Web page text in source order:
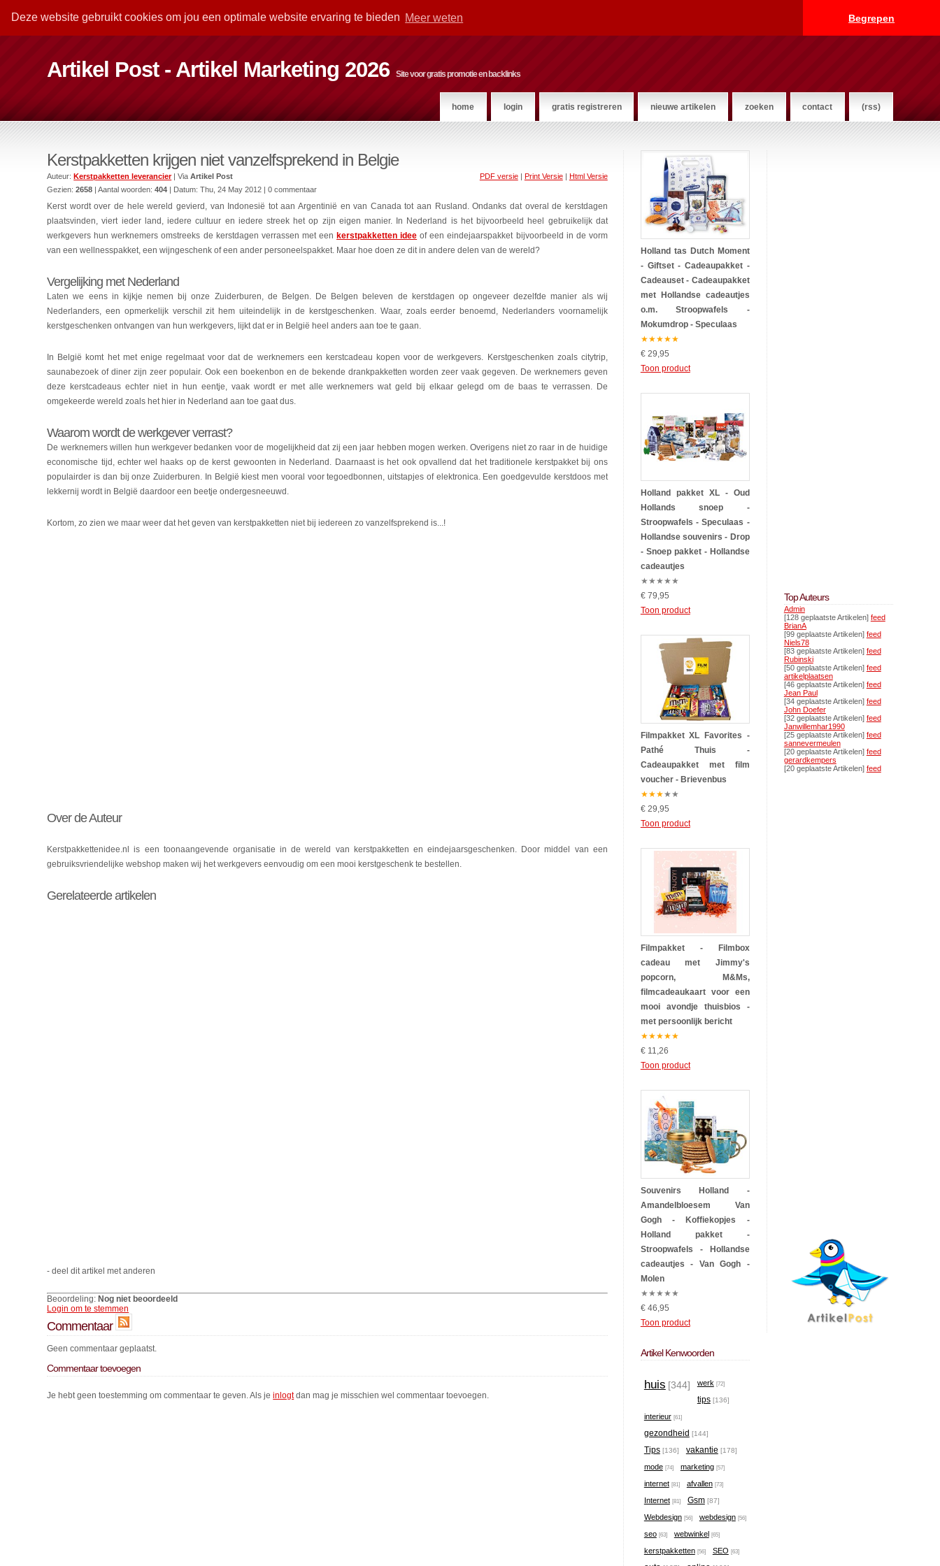
Deze website gebruikt cookies om jou een optimale website ervaring te bieden Meer weten Begrepen
Artikel Post - Artikel Marketing 2026 Site voor gratis promotie en backlinks
home login gratis registreren nieuwe artikelen zoeken contact (rss)
Kerstpakketten krijgen niet vanzelfsprekend in Belgie
PDF versie| Print Versie| Html Versie
Auteur:Kerstpakketten leverancier| ViaArtikel Post
Gezien:2658 | Aantal woorden:404 | Datum:Thu, 24 May 2012 | 0 commentaar
Kerst wordt over de hele wereld gevierd, van Indonesië tot aan Argentinië en van Canada tot aan Rusland. Ondanks dat overal de kerstdagen
plaatsvinden, viert ieder land, iedere cultuur en iedere streek het op zijn eigen manier. In Nederland is het bijvoorbeeld heel gebruikelijk dat
werkgevers hun werknemers omstreeks de kerstdagen verrassen met een kerstpakketten idee of een eindejaarspakket bijvoorbeeld in de vorm
van een wellnesspakket, een wijngeschenk of een ander personeelspakket. Maar hoe doen ze dit in andere delen van de wereld?
Vergelijking met Nederland
Laten we eens in kijkje nemen bij onze Zuiderburen, de Belgen. De Belgen beleven de kerstdagen op ongeveer dezelfde manier als wij
Nederlanders, een opmerkelijk verschil zit hem uiteindelijk in de kerstgeschenken. Waar, zoals eerder benoemd, Nederlanders voornamelijk
kerstgeschenken ontvangen van hun werkgevers, lijkt dat er in België heel anders aan toe te gaan.
In België komt het met enige regelmaat voor dat de werknemers een kerstcadeau kopen voor de werkgevers. Kerstgeschenken zoals citytrip,
saunabezoek of diner zijn zeer populair. Ook een boekenbon en de bekende drankpakketten worden zeer vaak gegeven. De werknemers geven
deze kerstcadeaus echter niet in hun eentje, vaak wordt er met alle werknemers wat geld bij elkaar gelegd om de baas te verrassen. De
omgekeerde wereld zoals het hier in Nederland aan toe gaat dus.
Waarom wordt de werkgever verrast?
De werknemers willen hun werkgever bedanken voor de mogelijkheid dat zij een jaar hebben mogen werken. Overigens niet zo raar in de huidige
economische tijd, echter wel haaks op de kerst gewoonten in Nederland. Daarnaast is het ook opvallend dat het traditionele kerstpakket bij ons
populairder is dan bij onze Zuiderburen. In België kiest men vooral voor tegoedbonnen, uitstapjes of elektronica. Een goedgevulde kerstdoos met
lekkernij wordt in België daardoor een beetje ondergesneeuwd.
Kortom, zo zien we maar weer dat het geven van kerstpakketten niet bij iedereen zo vanzelfsprekend is...!
Over de Auteur
Kerstpakkettenidee.nl is een toonaangevende organisatie in de wereld van kerstpakketten en eindejaarsgeschenken. Door middel van een
gebruiksvriendelijke webshop maken wij het werkgevers eenvoudig om een mooi kerstgeschenk te bestellen.
Gerelateerde artikelen
- deel dit artikel met anderen
Beoordeling: Nog niet beoordeeld
Login om te stemmen
Commentaar
Geen commentaar geplaatst.
Commentaar toevoegen
Je hebt geen toestemming om commentaar te geven. Als jeinlogtdan mag je misschien wel commentaar toevoegen.
Holland tas Dutch Moment
- Giftset - Cadeaupakket -
Cadeauset - Cadeaupakket
met Hollandse cadeautjes
o.m. Stroopwafels -
Mokumdrop - Speculaas
★★★★★
€ 29,95
Toon product
Holland pakket XL - Oud
Hollands snoep -
Stroopwafels - Speculaas -
Hollandse souvenirs - Drop
- Snoep pakket - Hollandse
cadeautjes
★★★★★
€ 79,95
Toon product
Filmpakket XL Favorites -
Pathé Thuis -
Cadeaupakket met film
voucher - Brievenbus
★★★★★
€ 29,95
Toon product
Filmpakket - Filmbox
cadeau met Jimmy's
popcorn, M&Ms,
filmcadeaukaart voor een
mooi avondje thuisbios -
met persoonlijk bericht
★★★★★
€ 11,26
Toon product
Souvenirs Holland -
Amandelbloesem Van
Gogh - Koffiekopjes -
Holland pakket -
Stroopwafels - Hollandse
cadeautjes - Van Gogh -
Molen
★★★★★
€ 46,95
Toon product
Artikel Kenwoorden
huis [344] werk [72]
tips [136]
interieur [61]
gezondheid [144]
Tips [136] vakantie [178]
mode [74] marketing [57]
internet [81] afvallen [73]
Internet [81] Gsm [87]
Webdesign [56] webdesign [56]
seo [63] webwinkel [65]
kerstpakketten [56] SEO [63]
Top Auteurs
Admin
[128 geplaatste Artikelen] feed
BrianA
[99 geplaatste Artikelen] feed
Niels78
[83 geplaatste Artikelen] feed
Rubinski
[50 geplaatste Artikelen] feed
artikelplaatsen
[46 geplaatste Artikelen] feed
Jean Paul
[34 geplaatste Artikelen] feed
John Doefer
[32 geplaatste Artikelen] feed
Janwillemhar1990
[25 geplaatste Artikelen] feed
sannevermeulen
[20 geplaatste Artikelen] feed
gerardkempers
[20 geplaatste Artikelen] feed